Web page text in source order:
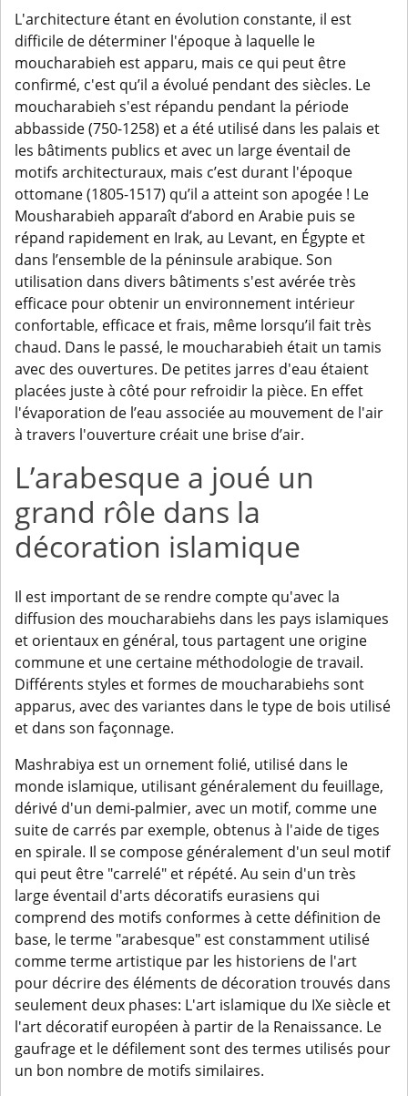
L'architecture étant en évolution constante, il est
difficile de déterminer l'époque à laquelle le
moucharabieh est apparu, mais ce qui peut être
confirmé, c'est qu’il a évolué pendant des siècles. Le
moucharabieh s'est répandu pendant la période
abbasside (750-1258) et a été utilisé dans les palais et
les bâtiments publics et avec un large éventail de
motifs architecturaux, mais c’est durant l'époque
ottomane (1805-1517) qu’il a atteint son apogée ! Le
Mousharabieh apparaît d’abord en Arabie puis se
répand rapidement en Irak, au Levant, en Égypte et
dans l’ensemble de la péninsule arabique. Son
utilisation dans divers bâtiments s'est avérée très
efficace pour obtenir un environnement intérieur
confortable, efficace et frais, même lorsqu’il fait très
chaud. Dans le passé, le moucharabieh était un tamis
avec des ouvertures. De petites jarres d'eau étaient
placées juste à côté pour refroidir la pièce. En effet
l'évaporation de l’eau associée au mouvement de l'air
à travers l'ouverture créait une brise d’air.
L’arabesque a joué un
grand rôle dans la
décoration islamique
Il est important de se rendre compte qu'avec la
diffusion des moucharabiehs dans les pays islamiques
et orientaux en général, tous partagent une origine
commune et une certaine méthodologie de travail.
Différents styles et formes de moucharabiehs sont
apparus, avec des variantes dans le type de bois utilisé
et dans son façonnage.
Mashrabiya est un ornement folié, utilisé dans le
monde islamique, utilisant généralement du feuillage,
dérivé d'un demi-palmier, avec un motif, comme une
suite de carrés par exemple, obtenus à l'aide de tiges
en spirale. Il se compose généralement d'un seul motif
qui peut être "carrelé" et répété. Au sein d'un très
large éventail d'arts décoratifs eurasiens qui
comprend des motifs conformes à cette définition de
base, le terme "arabesque" est constamment utilisé
comme terme artistique par les historiens de l'art
pour décrire des éléments de décoration trouvés dans
seulement deux phases: L'art islamique du IXe siècle et
l'art décoratif européen à partir de la Renaissance. Le
gaufrage et le défilement sont des termes utilisés pour
un bon nombre de motifs similaires.